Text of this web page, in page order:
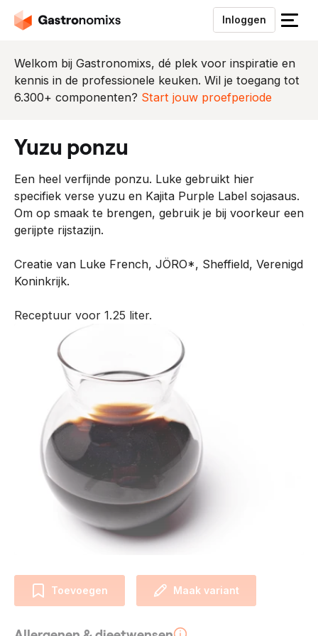
Inloggen
S
u
i
n
u
Welkom bij Gastronomixs, dé plek voor inspiratie en
kennis in de professionele keuken. Wil je toegang tot
6.300+ componenten? Start jouw proefperiode
yuzu ponzu
Een heel verfijnde ponzu. Luke gebruikt hier
specifiek verse yuzu en Kajita Purple Label sojasaus.
Om op smaak te brengen, gebruik je bij voorkeur een
gerijpte rijstazijn.
Creatie van Luke French, JÖRO*, Sheffield, Verenigd
Koninkrijk.
Receptuur voor 1.25 liter.
Toevoegen Maak variant